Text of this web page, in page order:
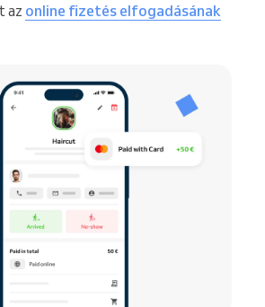
az online fizetés elfogadásának